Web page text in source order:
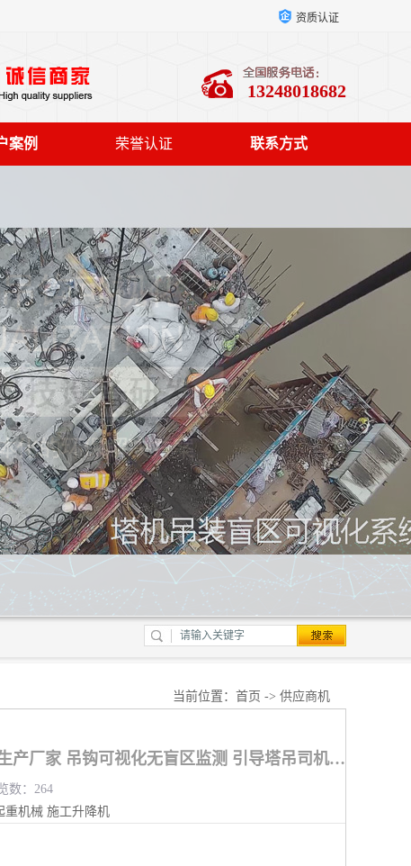
资质认证
13248018682
案例 荣誉认证 联系方式
当前位置： 首页 -> 供应商机
桂林塔机吊钩可视化生产厂家 吊钩可视化无盲区监测 引导塔吊司机作业
数：264
重机械 施工升降机